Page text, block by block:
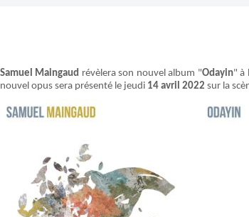
Samuel Maingaud révèlera son nouvel album "Odayin" à
nouvel opus sera présenté le jeudi 14 avril 2022 sur la